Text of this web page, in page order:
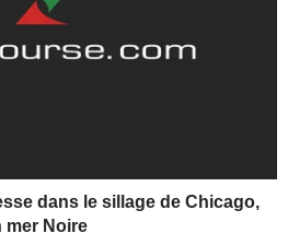
dans le sillage de Chicago,
mer Noire